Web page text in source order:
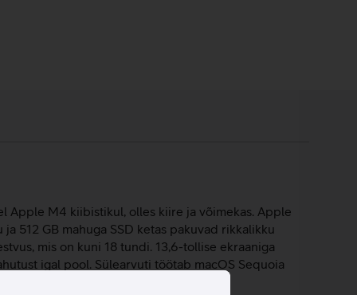
Apple M4 kiibistikul, olles kiire ja võimekas. Apple
512 GB mahuga SSD ketas pakuvad rikkalikku
mis on kuni 18 tundi. 13,6-tollise ekraaniga
igal pool. Sülearvuti töötab macOS Sequoia